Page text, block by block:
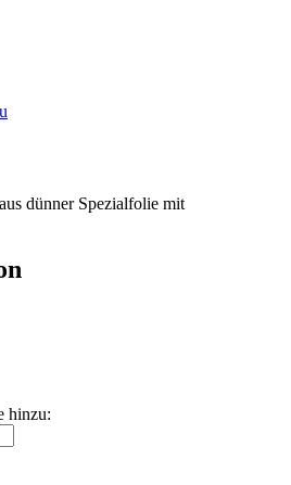
dünner Spezialfolie mit
hinzu: